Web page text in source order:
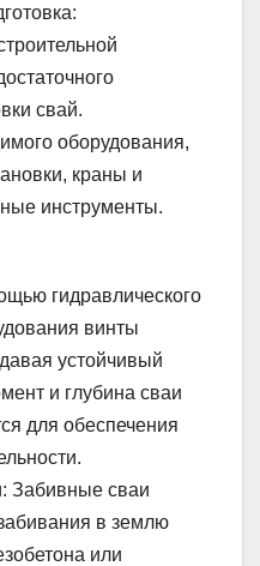
свай.
оборудования,
краны и
инструменты.
гидравлического
винты
устойчивый
и глубина сваи
для обеспечения
Забивные сваи
в землю
или